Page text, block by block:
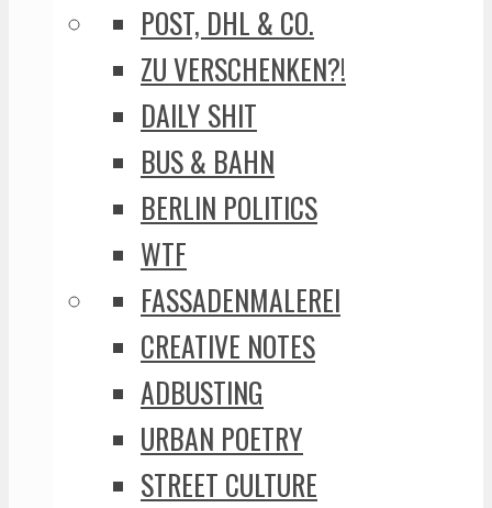
POST, DHL & CO.
ZU VERSCHENKEN?!
DAILY SHIT
BUS & BAHN
BERLIN POLITICS
WTF
FASSADENMALEREI
CREATIVE NOTES
ADBUSTING
URBAN POETRY
STREET CULTURE